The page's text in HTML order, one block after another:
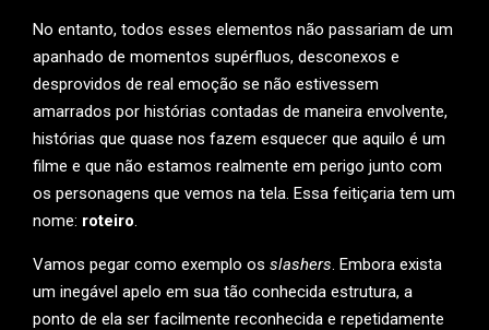
No entanto, todos esses elementos não passariam de um
apanhado de momentos supérfluos, desconexos e
desprovidos de real emoção se não estivessem
amarrados por histórias contadas de maneira envolvente,
histórias que quase nos fazem esquecer que aquilo é um
filme e que não estamos realmente em perigo junto com
os personagens que vemos na tela. Essa feitiçaria tem um
nome: roteiro.
Vamos pegar como exemplo os slashers. Embora exista
um inegável apelo em sua tão conhecida estrutura, a
ponto de ela ser facilmente reconhecida e repetidamente